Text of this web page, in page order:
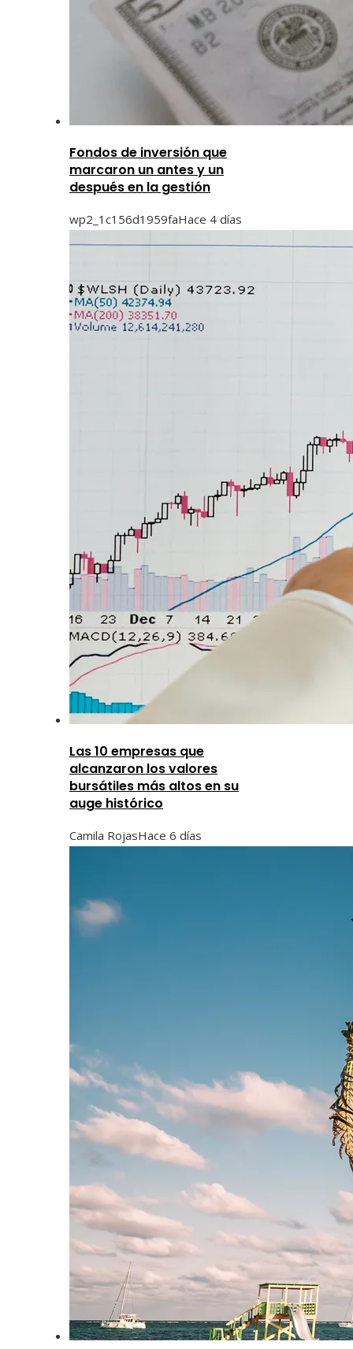
Fondos de inversión que
marcaron un antes y un
después en la gestión
wp2_1c156d1959faHace 4 días
Las 10 empresas que
alcanzaron los valores
bursátiles más altos en su
auge histórico
Camila RojasHace 6 días